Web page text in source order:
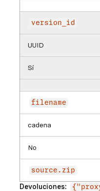
version_id
UUID
Sí
filename
cadena
No
source.zip
Devoluciones: